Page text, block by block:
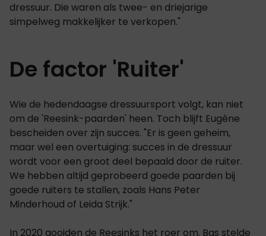
dressuur. Die waren als twee- en driejarige
simpelweg makkelijker te verkopen."
De factor 'Ruiter'
Wie de hedendaagse dressuursport volgt, kan niet
om de 'Reesink-paarden' heen. Toch blijft Eugène
bescheiden over zijn succes. "Er is geen geheim,
maar wel een overtuiging: succes in de dressuur
wordt voor een groot deel bepaald door de ruiter.
We hebben altijd geprobeerd goede paarden bij
goede ruiters te stallen, zoals Hans Peter
Minderhoud of Leida Strijk."
In 2020 gooiden de Reesinks het roer om. Bas stelde